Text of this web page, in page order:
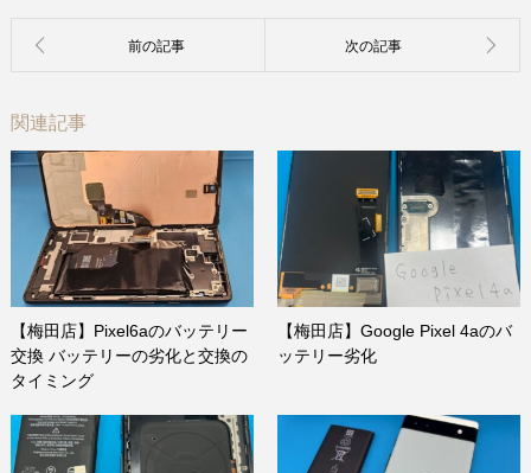
関連記事
【梅田店】Pixel6aのバッテリー
交換 バッテリーの劣化と交換の
タイミング
【梅田店】Google Pixel 4aのバ
ッテリー劣化